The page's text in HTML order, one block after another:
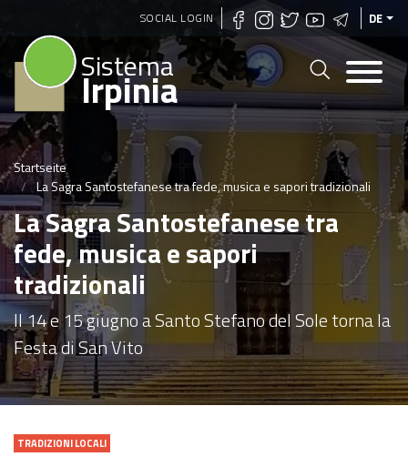
Direkt
zum
Inhalt
SOCIAL LOGIN DE
Sistema
Irpinia
Startseite
La Sagra Santostefanese tra fede, musica e sapori tradizionali
La Sagra Santostefanese tra
fede, musica e sapori
tradizionali
Il 14 e 15 giugno a Santo Stefano del Sole torna la
Festa di San Vito
TRADIZIONI LOCALI